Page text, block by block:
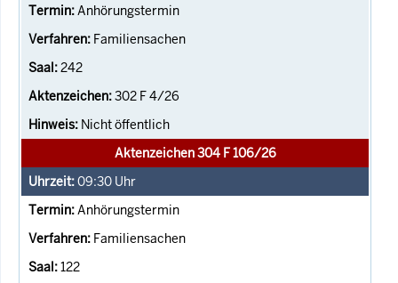
Anhörungstermin
Familiensachen
242
302 F 4/26
Nicht öffentlich
Aktenzeichen 304 F 106/26
09:30 Uhr
Anhörungstermin
Familiensachen
122